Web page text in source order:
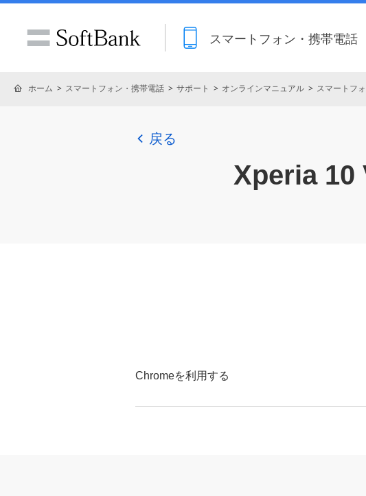
スマートフォン・携帯電話
ホーム スマートフォン・携帯電話 サポート オンラインマニュアル スマートフ
戻る
Xperia 10
Chromeを利用する